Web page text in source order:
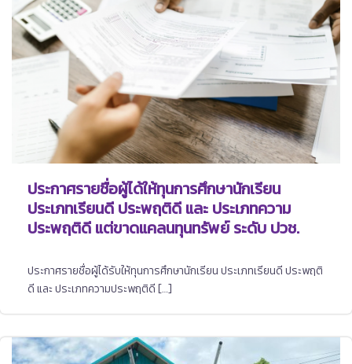
ประกาศรายชื่อผู้ได้ให้ทุนการศึกษานักเรียน
ประเภทเรียนดี ประพฤติดี และ ประเภทความ
ประพฤติดี แต่ขาดแคลนทุนทรัพย์ ระดับ ปวช.
ประกาศรายชื่อผู้ได้รับให้ทุนการศึกษานักเรียน ประเภทเรียนดี ประพฤติ
ดี และ ประเภทความประพฤติดี […]